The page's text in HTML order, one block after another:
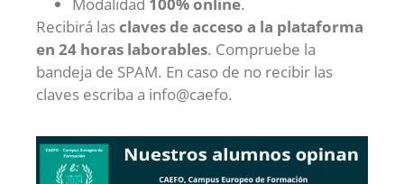
Recibirá lasclaves de acceso a la plataforma
en 24 horas laborables. Compruebe la
bandeja de SPAM. En caso de no recibir las
claves escriba a info@caefo.